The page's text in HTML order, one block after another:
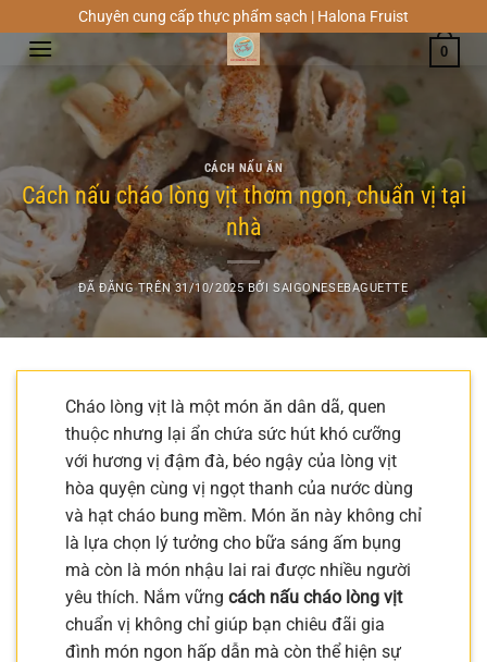
đến
nội
dung
Chuyên cung cấp thực phẩm sạch | Halona Fruist
0
CÁCH NẤU ĂN
Cách nấu cháo lòng vịt thơm ngon, chuẩn vị tại
nhà
ĐÃ ĐĂNG TRÊN31/10/2025 BỞISAIGONESEBAGUETTE
Cháo lòng vịt là một món ăn dân dã, quen
thuộc nhưng lại ẩn chứa sức hút khó cưỡng
với hương vị đậm đà, béo ngậy của lòng vịt
hòa quyện cùng vị ngọt thanh của nước dùng
và hạt cháo bung mềm. Món ăn này không chỉ
là lựa chọn lý tưởng cho bữa sáng ấm bụng
mà còn là món nhậu lai rai được nhiều người
yêu thích. Nắm vững cách nấu cháo lòng vịt
chuẩn vị không chỉ giúp bạn chiêu đãi gia
đình món ngon hấp dẫn mà còn thể hiện sự